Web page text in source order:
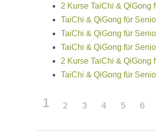
2 Kurse TaiChi & QiGong
TaiChi & QiGong für
TaiChi & QiGong für
TaiChi & QiGong für
2 Kurse TaiChi & QiGong
TaiChi & QiGong für
1 2 3 4 5 6